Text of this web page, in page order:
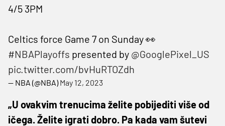
4/5 3PM
Celtics force Game 7 on Sunday 👀
#NBAPlayoffs presented by @GooglePixel_US
pic.twitter.com/bvHuRTOZdh
— NBA (@NBA)May 12, 2023
„U ovakvim trenucima želite pobijediti više od
ičega. Želite igrati dobro. Pa kada vam šutevi